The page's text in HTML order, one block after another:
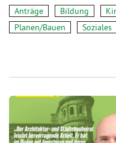
Anträge Bildung
Planen/Bauen
Soziales